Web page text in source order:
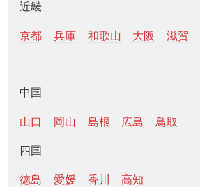
近畿
京都 兵庫 和歌山 大阪 滋賀
中国
山口 岡山 島根 広島 鳥取
四国
徳島 愛媛 香川 高知